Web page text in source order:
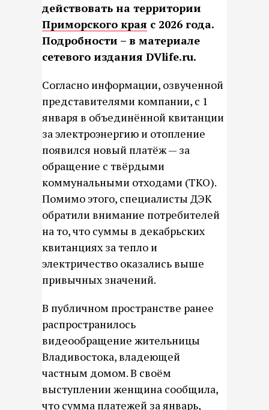
действовать на территории
Приморского края с 2026 года.
Подробности – в материале
сетевого издания DVlife.ru.
Согласно информации, озвученной
представителями компании, с 1
января в объединённой квитанции
за электроэнергию и отопление
появился новый платёж — за
обращение с твёрдыми
коммунальными отходами (ТКО).
Помимо этого, специалисты ДЭК
обратили внимание потребителей
на то, что суммы в декабрьских
квитанциях за тепло и
электричество оказались выше
привычных значений.
В публичном пространстве ранее
распространилось
видеообращение жительницы
Владивостока, владеющей
частным домом. В своём
выступлении женщина сообщила,
что сумма платежей за январь,